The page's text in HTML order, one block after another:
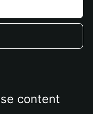
content